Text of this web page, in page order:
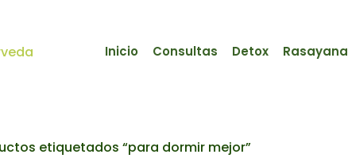
Inicio Consultas Detox Rasayana
etiquetados “para dormir mejor”